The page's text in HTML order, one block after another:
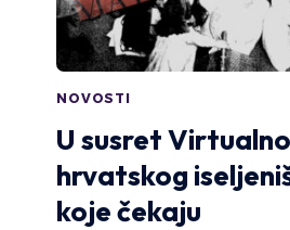
NOVOSTI
U susret
hrvatskog
koje čekaju